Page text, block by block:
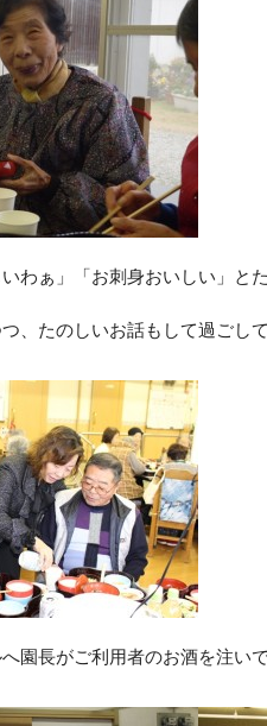
わぁ」「お刺身おいしい」と
、たのしいお話もして過ごし
園長がご利用者のお酒を注い